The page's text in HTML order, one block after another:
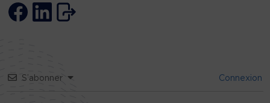
S’abonner Connexion